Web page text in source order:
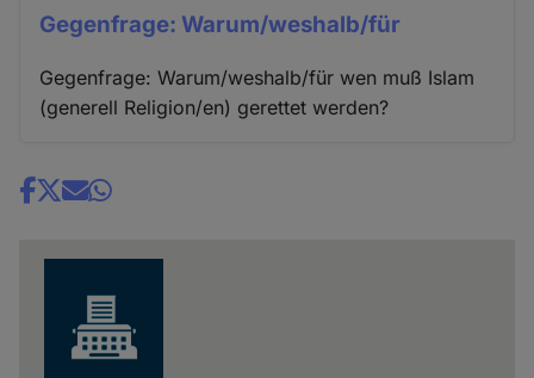
Gegenfrage: Warum/weshalb/für
Gegenfrage: Warum/weshalb/für wen muß Islam
(generell Religion/en) gerettet werden?
Share